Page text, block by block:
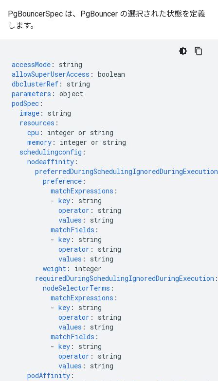
PgBouncerSpec は、PgBouncer の選択された状態を定義
します。
accessMode :
string
allowSuperUserAccess : boolean
dbclusterRef :
string
parameters : object
podSpec :
image :
string
resources :
cpu :
integer or string
memory :
integer or string
schedulingconfig :
nodeaffinity :
preferredDuringSchedulingIgnoredDuringExecution
preference :
matchExpressions :
- key :
string
operator :
string
values :
string
matchFields :
- key :
string
operator :
string
values :
string
weight :
integer
requiredDuringSchedulingIgnoredDuringExecution :
nodeSelectorTerms :
matchExpressions :
- key :
string
operator :
string
values :
string
matchFields :
- key :
string
operator :
string
values :
string
podAffinity :